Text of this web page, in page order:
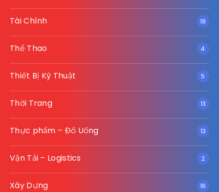
Tài Chính 18
Thể Thao 4
Thiết Bị Kỹ Thuật 5
Thời Trang 13
Thực phẩm – Đồ Uống 13
Vận Tải – Logistics 2
Xây Dựng 16